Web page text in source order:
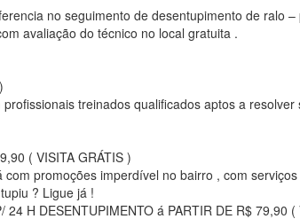
no seguimento de desentupimento de ralo
avaliação do técnico no local gratuita .
treinados qualificados aptos a
( VISITA GRÁTIS )
promoções imperdível no bairro , com
? Ligue já !
H DESENTUPIMENTO á PARTIR DE R$ 79,90 (